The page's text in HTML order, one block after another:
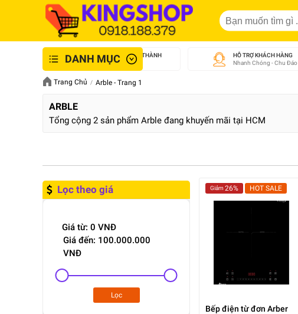
DANH MỤCGIAO NHANH NỘI THÀNH
An Toàn - Tận Tâm
HỖ TRỢ KHÁCH HÀNG
Nhanh Chóng - Chu Đáo
Trang Chủ Arble - Trang 1
ARBLE
Tổng cộng 2 sản phẩm Arble đang khuyến mãi tại HCM
Lọc theo giá
Giá từ: 0 VNĐ
Giá đến: 100.000.000
VNĐ
Lọc
Giảm 26% HOT SALE
Bếp điện từ đơn Arber